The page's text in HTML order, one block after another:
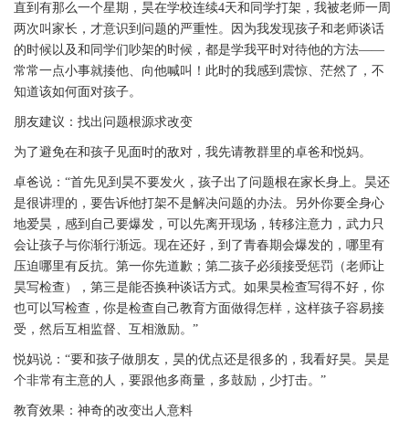
直到有那么一个星期，昊在学校连续4天和同学打架，我被老师一周
两次叫家长，才意识到问题的严重性。因为我发现孩子和老师谈话
的时候以及和同学们吵架的时候，都是学我平时对待他的方法——
常常一点小事就揍他、向他喊叫！此时的我感到震惊、茫然了，不
知道该如何面对孩子。
朋友建议：找出问题根源求改变
为了避免在和孩子见面时的敌对，我先请教群里的卓爸和悦妈。
卓爸说：“首先见到昊不要发火，孩子出了问题根在家长身上。昊还
是很讲理的，要告诉他打架不是解决问题的办法。另外你要全身心
地爱昊，感到自己要爆发，可以先离开现场，转移注意力，武力只
会让孩子与你渐行渐远。现在还好，到了青春期会爆发的，哪里有
压迫哪里有反抗。第一你先道歉；第二孩子必须接受惩罚（老师让
昊写检查），第三是能否换种谈话方式。如果昊检查写得不好，你
也可以写检查，你是检查自己教育方面做得怎样，这样孩子容易接
受，然后互相监督、互相激励。”
悦妈说：“要和孩子做朋友，昊的优点还是很多的，我看好昊。昊是
个非常有主意的人，要跟他多商量，多鼓励，少打击。”
教育效果：神奇的改变出人意料